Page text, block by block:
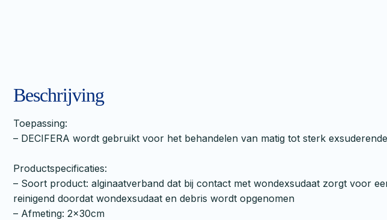
Beschrijving
Toepassing:
– DECIFERA wordt gebruikt voor het behandelen van matig tot sterk
Productspecificaties:
– Soort product: alginaatverband dat bij contact met wondexsudaat zorgt voor
reinigend doordat wondexsudaat en debris wordt opgenomen
– Afmeting: 2x30cm